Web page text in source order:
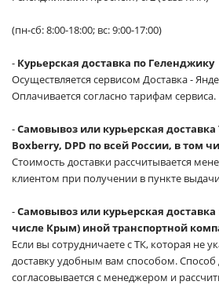
(пн-сб: 8:00-18:00; вс: 9:00-17:00)
- Курьерская доставка по Геленджику
Осуществляется сервисом Доставка -
Оплачивается согласно тарифам сервиса.
-Самовывоз или курьерская доставка
Boxberry, DPD по всей России, в том
Стоимость доставки рассчитывается
клиентом при получении в пункте
-Самовывоз или курьерская доставка
числе Крым) иной транспортной
Если вы сотрудничаете с ТК, которая не
доставку удобным вам способом. Способ
согласовывается с менеджером и